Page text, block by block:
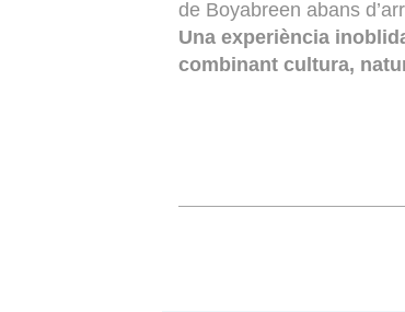
de Boyabreen abans
Una experiència
combinant cultura,